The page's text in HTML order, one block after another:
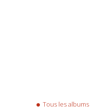
Tous les albums